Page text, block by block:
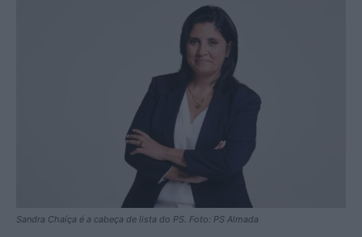
Sandra Chaíça é a cabeça de lista do PS. Foto: PS Almada